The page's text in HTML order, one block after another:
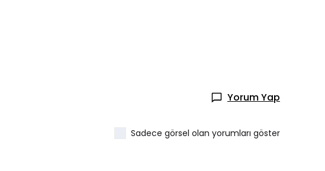
Yorum Yap
Sadece görsel olan yorumları göster